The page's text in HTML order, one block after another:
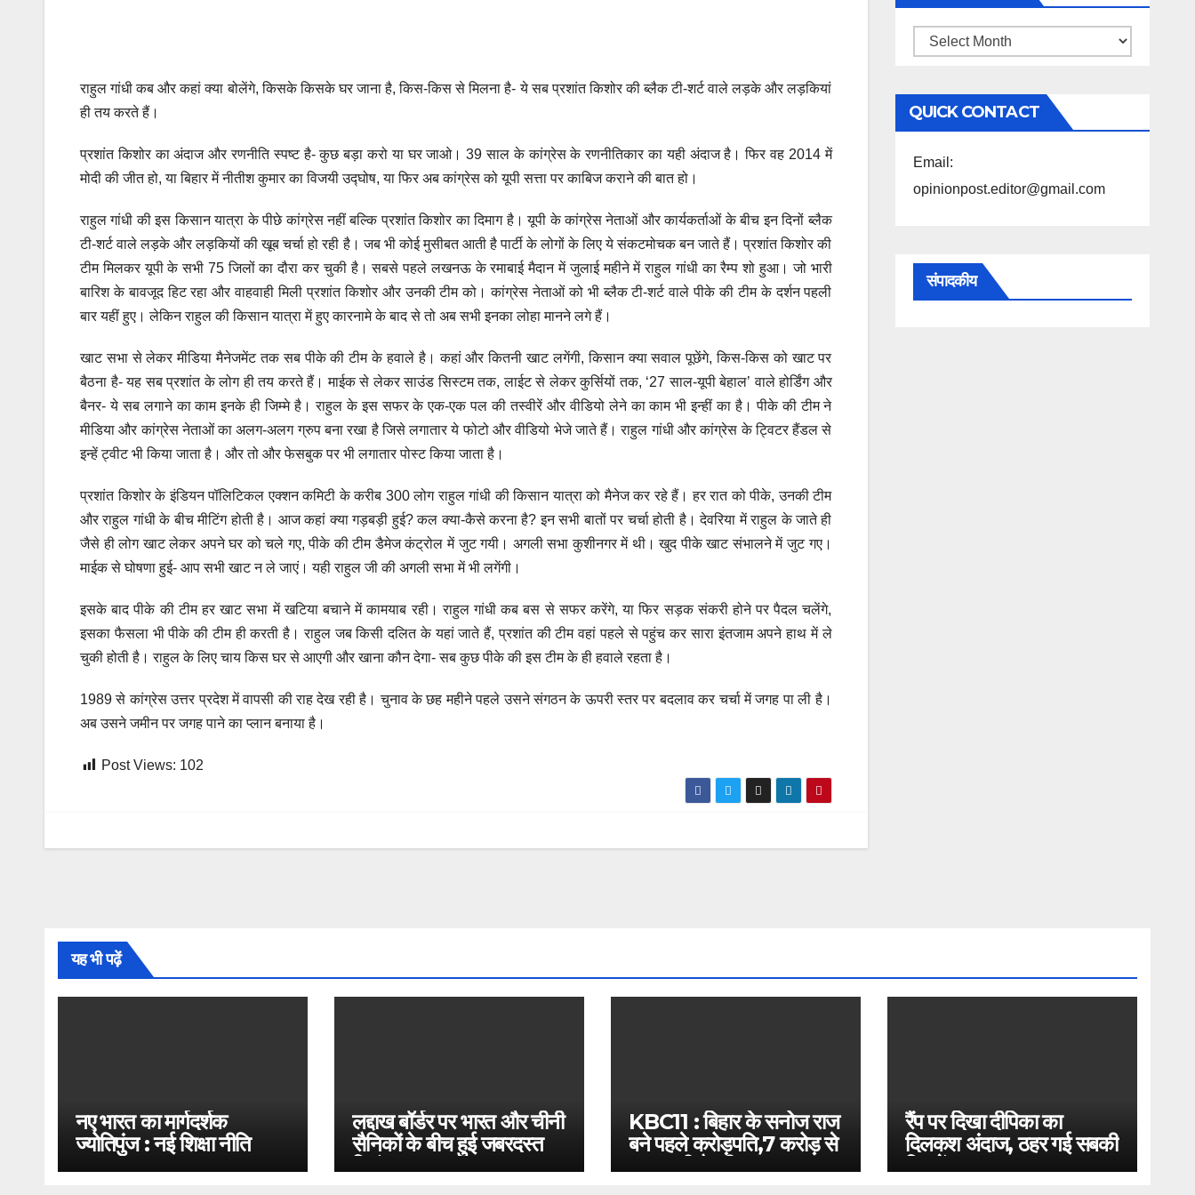
राहुल गांधी कब और कहां क्या बोलेंगे, किसके किसके घर जाना है, किस-किस से मिलना है- ये सब प्रशांत किशोर की ब्लैक टी-शर्ट वाले लड़के और लड़कियां
ही तय करते हैं।
प्रशांत किशोर का अंदाज और रणनीति स्पष्ट है- कुछ बड़ा करो या घर जाओ। 39 साल के कांग्रेस के रणनीतिकार का यही अंदाज है। फिर वह 2014 में
मोदी की जीत हो, या बिहार में नीतीश कुमार का विजयी उद्घोष, या फिर अब कांग्रेस को यूपी सत्ता पर काबिज कराने की बात हो।
राहुल गांधी की इस किसान यात्रा के पीछे कांग्रेस नहीं बल्कि प्रशांत किशोर का दिमाग है। यूपी के कांग्रेस नेताओं और कार्यकर्ताओं के बीच इन दिनों ब्लैक
टी-शर्ट वाले लड़के और लड़कियों की खूब चर्चा हो रही है। जब भी कोई मुसीबत आती है पार्टी के लोगों के लिए ये संकटमोचक बन जाते हैं। प्रशांत किशोर की
टीम मिलकर यूपी के सभी 75 जिलों का दौरा कर चुकी है। सबसे पहले लखनऊ के रमाबाई मैदान में जुलाई महीने में राहुल गांधी का रैम्प शो हुआ। जो भारी
बारिश के बावजूद हिट रहा और वाहवाही मिली प्रशांत किशोर और उनकी टीम को। कांग्रेस नेताओं को भी ब्लैक टी-शर्ट वाले पीके की टीम के दर्शन पहली
बार यहीं हुए। लेकिन राहुल की किसान यात्रा में हुए कारनामे के बाद से तो अब सभी इनका लोहा मानने लगे हैं।
खाट सभा से लेकर मीडिया मैनेजमेंट तक सब पीके की टीम के हवाले है। कहां और कितनी खाट लगेंगी, किसान क्या सवाल पूछेंगे, किस-किस को खाट पर
बैठना है- यह सब प्रशांत के लोग ही तय करते हैं। माईक से लेकर साउंड सिस्टम तक, लाईट से लेकर कुर्सियों तक, ‘27 साल-यूपी बेहाल’ वाले होर्डिंग और
बैनर- ये सब लगाने का काम इनके ही जिम्मे है। राहुल के इस सफर के एक-एक पल की तस्वीरें और वीडियो लेने का काम भी इन्हीं का है। पीके की टीम ने
मीडिया और कांग्रेस नेताओं का अलग-अलग ग्रुप बना रखा है जिसे लगातार ये फोटो और वीडियो भेजे जाते हैं। राहुल गांधी और कांग्रेस के ट्विटर हैंडल से
इन्हें ट्वीट भी किया जाता है। और तो और फेसबुक पर भी लगातार पोस्ट किया जाता है।
प्रशांत किशोर के इंडियन पॉलिटिकल एक्शन कमिटी के करीब 300 लोग राहुल गांधी की किसान यात्रा को मैनेज कर रहे हैं। हर रात को पीके, उनकी टीम
और राहुल गांधी के बीच मीटिंग होती है। आज कहां क्या गड़बड़ी हुई? कल क्या-कैसे करना है? इन सभी बातों पर चर्चा होती है। देवरिया में राहुल के जाते ही
जैसे ही लोग खाट लेकर अपने घर को चले गए, पीके की टीम डैमेज कंट्रोल में जुट गयी। अगली सभा कुशीनगर में थी। खुद पीके खाट संभालने में जुट गए।
माईक से घोषणा हुई- आप सभी खाट न ले जाएं। यही राहुल जी की अगली सभा में भी लगेंगी।
इसके बाद पीके की टीम हर खाट सभा में खटिया बचाने में कामयाब रही। राहुल गांधी कब बस से सफर करेंगे, या फिर सड़क संकरी होने पर पैदल चलेंगे,
इसका फैसला भी पीके की टीम ही करती है। राहुल जब किसी दलित के यहां जाते हैं, प्रशांत की टीम वहां पहले से पहुंच कर सारा इंतजाम अपने हाथ में ले
चुकी होती है। राहुल के लिए चाय किस घर से आएगी और खाना कौन देगा- सब कुछ पीके की इस टीम के ही हवाले रहता है।
1989 से कांग्रेस उत्तर प्रदेश में वापसी की राह देख रही है। चुनाव के छह महीने पहले उसने संगठन के ऊपरी स्तर पर बदलाव कर चर्चा में जगह पा ली है।
अब उसने जमीन पर जगह पाने का प्लान बनाया है।
Post Views: 102
महिने
अनुसार
पढ़ें
QUICK CONTACT
Email:
opinionpost.editor@gmail.com
संपादकीय
यह भी पढ़ें
नए भारत का मार्गदर्शक
ज्योतिपुंज : नई शिक्षा नीति
2020
लद्दाख बॉर्डर पर भारत और चीनी
सैनिकों के बीच हुई जबरदस्त
भिड़ंत
KBC11 : बिहार के सनोज राज
बने पहले करोड़पति,7 करोड़ से
बस इतनी है दूरी
रैंप पर दिखा दीपिका का
दिलकश अंदाज, ठहर गई सबकी
निगाहें